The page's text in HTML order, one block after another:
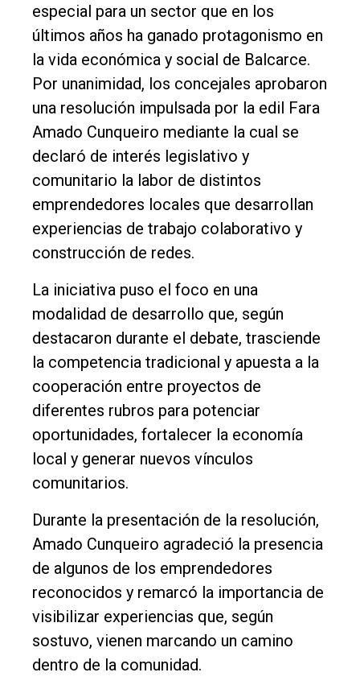
El
único
DIARIO
Balcarce
Inicio
Tendencia
Int.
General
Política
Cultura
Entrevistas
Rural
Deportes
Fúnebres
Edición
Empresa
Nosotros
Contacto
especial para un sector que en los
últimos años ha ganado protagonismo en
la vida económica y social de Balcarce.
Por unanimidad, los concejales aprobaron
una resolución impulsada por la edil Fara
Amado Cunqueiro mediante la cual se
declaró de interés legislativo y
comunitario la labor de distintos
emprendedores locales que desarrollan
experiencias de trabajo colaborativo y
construcción de redes.
La iniciativa puso el foco en una
modalidad de desarrollo que, según
destacaron durante el debate, trasciende
la competencia tradicional y apuesta a la
cooperación entre proyectos de
diferentes rubros para potenciar
oportunidades, fortalecer la economía
local y generar nuevos vínculos
comunitarios.
Durante la presentación de la resolución,
Amado Cunqueiro agradeció la presencia
de algunos de los emprendedores
reconocidos y remarcó la importancia de
visibilizar experiencias que, según
sostuvo, vienen marcando un camino
dentro de la comunidad.